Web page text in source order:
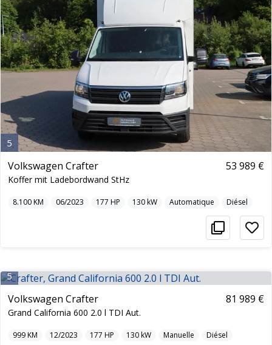
5
Volkswagen Crafter
Koffer mit Ladebordwand StHz
53 989 €
8.100KM 06/2023 177 HP 130kW Automatique Diésel
5
Volkswagen Crafter
Grand California 600 2.0 l TDI Aut.
81 989 €
999KM 12/2023 177 HP 130kW Manuelle Diésel